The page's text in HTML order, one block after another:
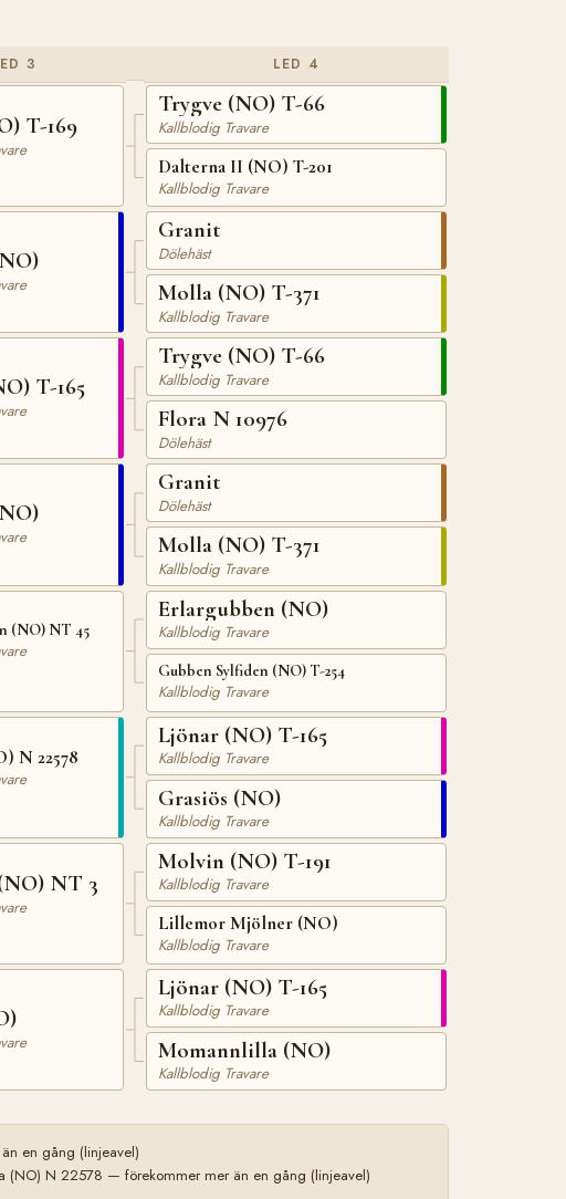
3
T-169
T-165
(NO) NT 45
N 22578
NT 3
LED 4
Trygve (NO) T-66
Kallblodig Travare
Dalterna II (NO) T-201
Kallblodig Travare
Granit
Dölehäst
Molla (NO) T-371
Kallblodig Travare
Trygve (NO) T-66
Kallblodig Travare
Flora N 10976
Dölehäst
Granit
Dölehäst
Molla (NO) T-371
Kallblodig Travare
Erlargubben (NO)
Kallblodig Travare
Gubben Sylfiden (NO) T-254
Kallblodig Travare
Ljönar (NO) T-165
Kallblodig Travare
Grasiös (NO)
Kallblodig Travare
Molvin (NO) T-191
Kallblodig Travare
Lillemor Mjölner (NO)
Kallblodig Travare
Ljönar (NO) T-165
Kallblodig Travare
Momannlilla (NO)
Kallblodig Travare
en gång (linjeavel)
(NO) N 22578 — förekommer mer än en gång (linjeavel)